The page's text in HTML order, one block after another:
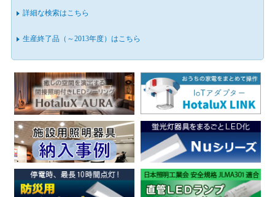
詳細な検索はこちら
生産終了品（～2013年度）はこちら